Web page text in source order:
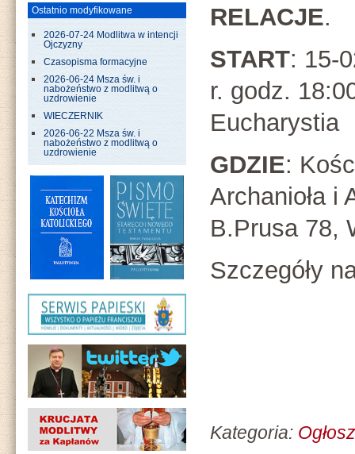
Ostatnio modyfikowane
2026-07-24 Modlitwa w intencji
Ojczyzny
Czasopisma formacyjne
2026-06-24 Msza św. i
nabożeństwo z modlitwą o
uzdrowienie
WIECZERNIK
2026-06-22 Msza św. i
nabożeństwo z modlitwą o
uzdrowienie
RELACJE.
START: 15-
r. godz.
Eucharystia
GDZIE:
Archanioła i
B.Prusa 78,
Szczegóły
Kategoria: